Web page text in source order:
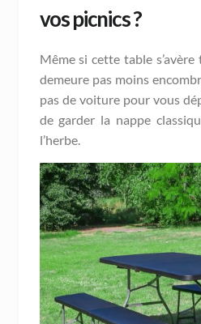
vos picnics ?
Même si cette table s’avère
demeure pas moins
pas de voiture pour vous
de garder la nappe
l’herbe.